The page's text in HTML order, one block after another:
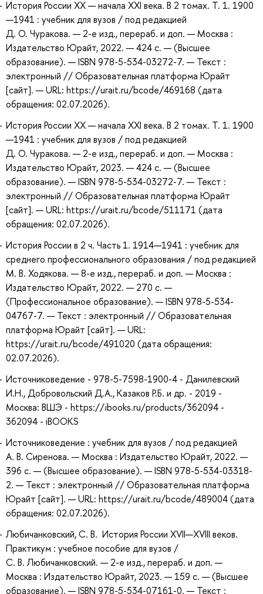
История России XX — начала XXI века. В 2 томах. Т. 1. 1900
—1941 : учебник для вузов / под редакцией
Д. О. Чуракова. — 2-е изд., перераб. и доп. — Москва :
Издательство Юрайт, 2022. — 424 с. — (Высшее
образование). — ISBN 978-5-534-03272-7. — Текст :
электронный // Образовательная платформа Юрайт
[сайт]. — URL: https://urait.ru/bcode/469168 (дата
обращения: 02.07.2026).
История России XX — начала XXI века. В 2 томах. Т. 1. 1900
—1941 : учебник для вузов / под редакцией
Д. О. Чуракова. — 2-е изд., перераб. и доп. — Москва :
Издательство Юрайт, 2023. — 424 с. — (Высшее
образование). — ISBN 978-5-534-03272-7. — Текст :
электронный // Образовательная платформа Юрайт
[сайт]. — URL: https://urait.ru/bcode/511171 (дата
обращения: 02.07.2026).
История России в 2 ч. Часть 1. 1914—1941 : учебник для
среднего профессионального образования / под редакцией
М. В. Ходякова. — 8-е изд., перераб. и доп. — Москва :
Издательство Юрайт, 2022. — 270 с. —
(Профессиональное образование). — ISBN 978-5-534-
04767-7. — Текст : электронный // Образовательная
платформа Юрайт [сайт]. — URL:
https://urait.ru/bcode/491020 (дата обращения:
02.07.2026).
Источниковедение - 978-5-7598-1900-4 - Данилевский
И.Н., Добровольский Д.А., Казаков Р.Б. и др. - 2019 -
Москва: ВШЭ - https://ibooks.ru/products/362094 -
362094 - iBOOKS
Источниковедение : учебник для вузов / под редакцией
А. В. Сиренова. — Москва : Издательство Юрайт, 2022. —
396 с. — (Высшее образование). — ISBN 978-5-534-03318-
2. — Текст : электронный // Образовательная платформа
Юрайт [сайт]. — URL: https://urait.ru/bcode/489004 (дата
обращения: 02.07.2026).
Любичанковский, С. В. История России XVII—XVIII веков.
Практикум : учебное пособие для вузов /
С. В. Любичанковский. — 2-е изд., перераб. и доп. —
Москва : Издательство Юрайт, 2023. — 159 с. — (Высшее
образование). — ISBN 978-5-534-07161-0. — Текст :